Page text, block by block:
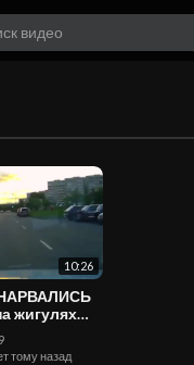
10:26
тому назад